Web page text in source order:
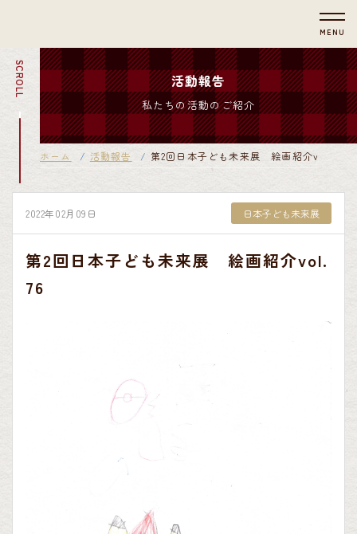
MENU
SCROLL 活動報告
私たちの活動のご紹介
ホーム 活動報告 第2回日本子ども未来展 絵画紹介vol.76
2022年02月09日 日本子ども未来展
第2回日本子ども未来展 絵画紹介vol.
76